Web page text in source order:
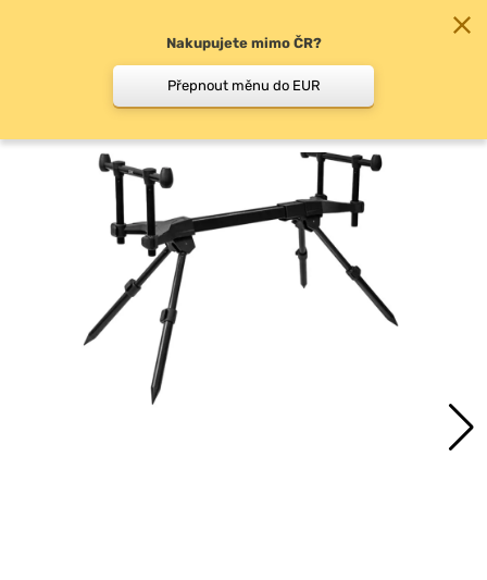
Nakupujete mimo ČR?
Přepnout měnu do EUR